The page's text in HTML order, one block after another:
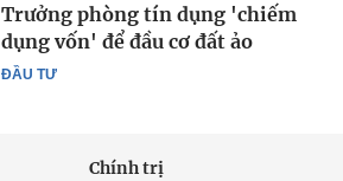
ĐẦU TƯ
Trưởng phòng tín dụng 'chiếm
dụng vốn' để đầu cơ đất ảo
Chính trị